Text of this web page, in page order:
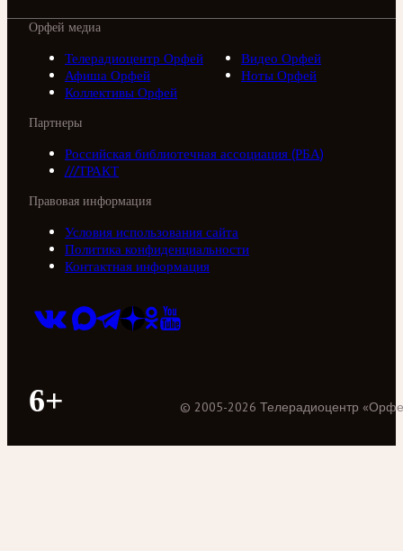
Орфей медиа
Телерадиоцентр Орфей
Видео Орфей
Афиша Орфей
Ноты Орфей
Коллективы Орфей
Партнеры
Российская библиотечная ассоциация (РБА)
///ТРАКТ
Правовая информация
Условия использования сайта
Политика конфиденциальности
Контактная информация
6+ © 2005-2026 Телерадиоцентр